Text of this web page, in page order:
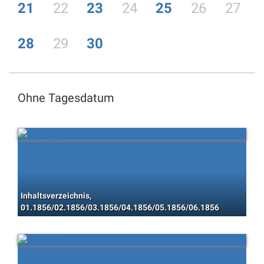
21 22 23 24 25 26 27
28 29 30
Ohne Tagesdatum
Inhaltsverzeichnis,
01.1856/02.1856/03.1856/04.1856/05.1856/06.1856